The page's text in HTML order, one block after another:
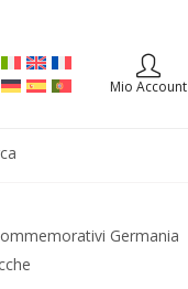
Mio Account
Germania